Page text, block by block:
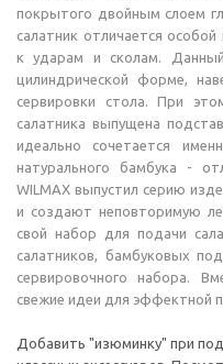
покрытого двойным слоем
салатник отличается
к ударам и сколам.
цилиндрической форме,
сервировки стола. При
салатника выпущена
идеально сочетается
натурального бамбука -
WILMAX выпустил серию
и создают неповторимую
свой набор для подачи
салатников, бамбуковых
сервировочного набора.
свежие идеи для эффектной
Добавить "изюминку" при